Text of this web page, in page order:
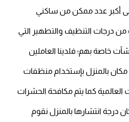
إلى أكبر عدد ممكن من ساكني
من درجات التنظيف والتطهير التي
خاصة بهم؛ فلدينا العاملين
بالمنزل بإستخدام منظفات
كما يتم مكافحة الحشرات
درجة انتشارها بالمنزل نقوم